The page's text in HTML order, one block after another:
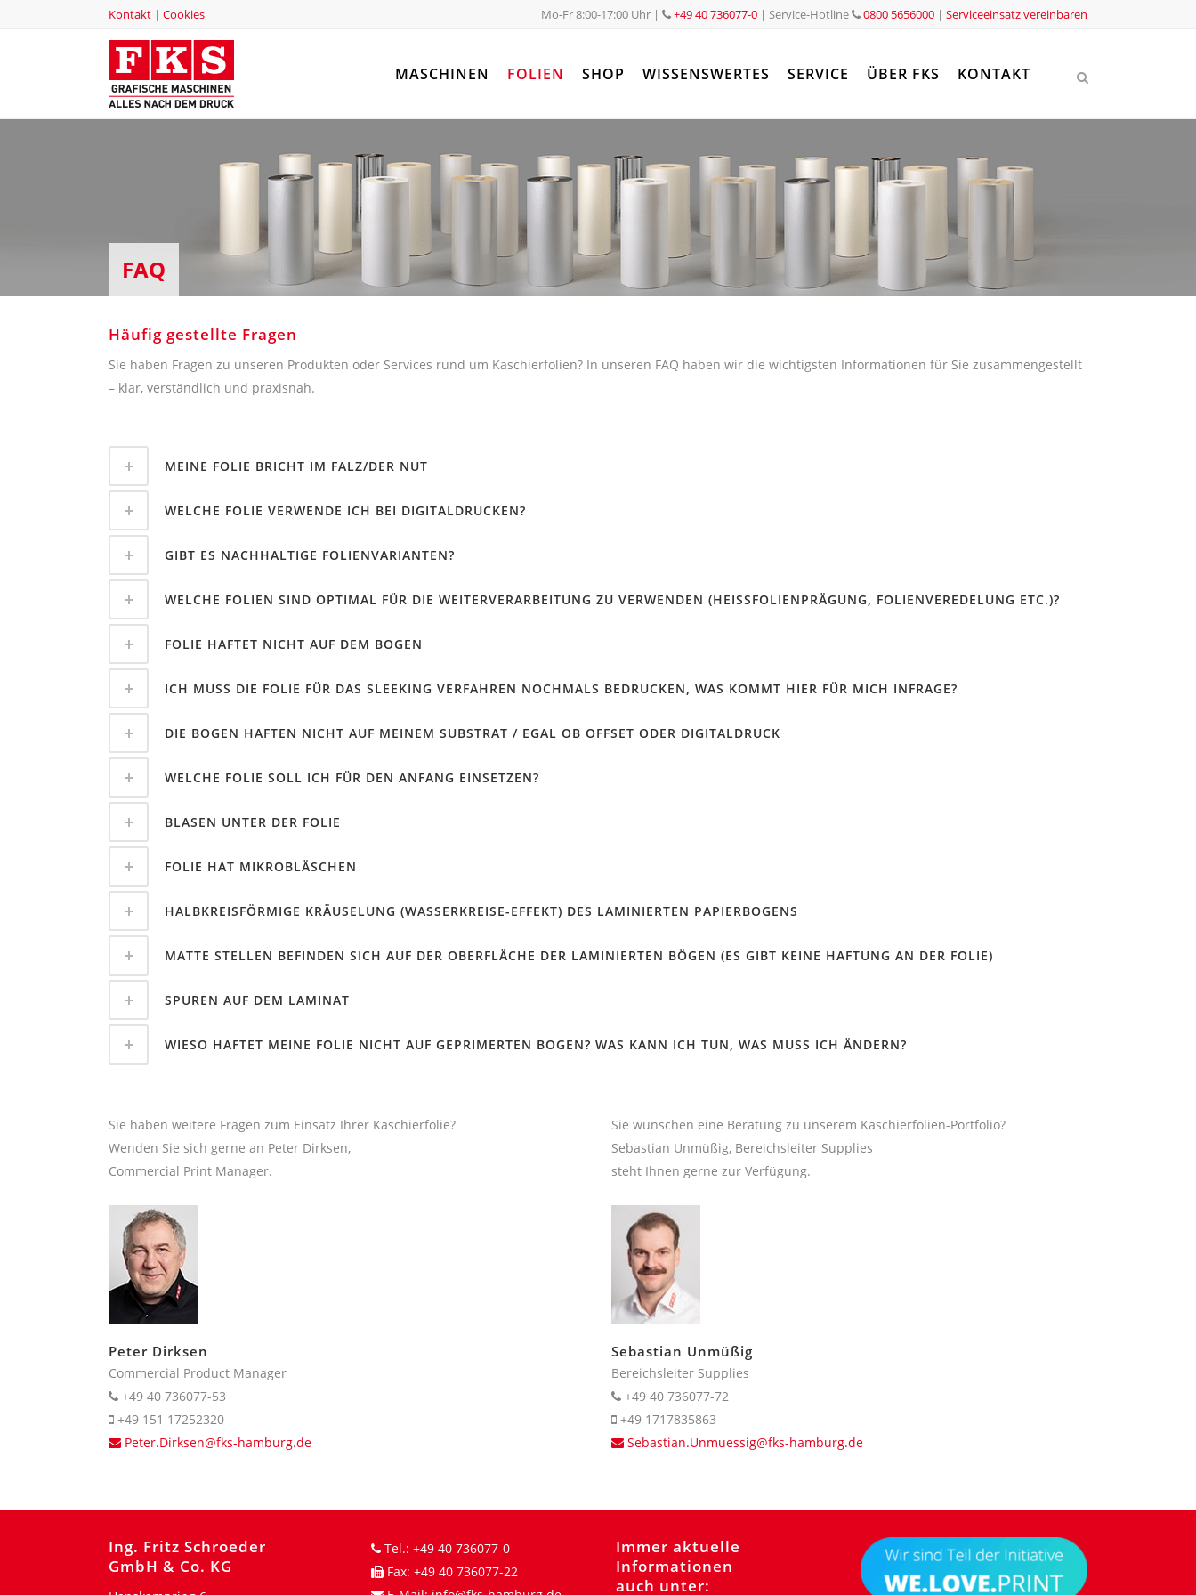
Kontakt | Cookies Mo-Fr 8:00-17:00 Uhr | +49 40 736077-0 | Service-Hotline 0800 5656000 | Serviceeinsatz vereinbaren
MASCHINEN FOLIEN SHOP WISSENSWERTES SERVICE ÜBER FKS KONTAKT
FAQ
Häufig gestellte Fragen
Sie haben Fragen zu unseren Produkten oder Services rund um Kaschierfolien? In unseren FAQ haben wir die wichtigsten Informationen für Sie zusammengestellt
– klar, verständlich und praxisnah.
MEINE FOLIE BRICHT IM FALZ/DER NUT
WELCHE FOLIE VERWENDE ICH BEI DIGITALDRUCKEN?
GIBT ES NACHHALTIGE FOLIENVARIANTEN?
WELCHE FOLIEN SIND OPTIMAL FÜR DIE WEITERVERARBEITUNG ZU VERWENDEN (HEISSFOLIENPRÄGUNG, FOLIENVEREDELUNG ETC.)?
FOLIE HAFTET NICHT AUF DEM BOGEN
ICH MUSS DIE FOLIE FÜR DAS SLEEKING VERFAHREN NOCHMALS BEDRUCKEN, WAS KOMMT HIER FÜR MICH INFRAGE?
DIE BOGEN HAFTEN NICHT AUF MEINEM SUBSTRAT / EGAL OB OFFSET ODER DIGITALDRUCK
WELCHE FOLIE SOLL ICH FÜR DEN ANFANG EINSETZEN?
BLASEN UNTER DER FOLIE
FOLIE HAT MIKROBLÄSCHEN
HALBKREISFÖRMIGE KRÄUSELUNG (WASSERKREISE-EFFEKT) DES LAMINIERTEN PAPIERBOGENS
MATTE STELLEN BEFINDEN SICH AUF DER OBERFLÄCHE DER LAMINIERTEN BÖGEN (ES GIBT KEINE HAFTUNG AN DER FOLIE)
SPUREN AUF DEM LAMINAT
WIESO HAFTET MEINE FOLIE NICHT AUF GEPRIMERTEN BOGEN? WAS KANN ICH TUN, WAS MUSS ICH ÄNDERN?
Sie haben weitere Fragen zum Einsatz Ihrer Kaschierfolie?
Wenden Sie sich gerne an Peter Dirksen,
Commercial Print Manager.
Peter Dirksen
Commercial Product Manager
+49 40 736077-53
+49 151 17252320
Peter.Dirksen@fks-hamburg.de
Sie wünschen eine Beratung zu unserem Kaschierfolien-Portfolio?
Sebastian Unmüßig, Bereichsleiter Supplies
steht Ihnen gerne zur Verfügung.
Sebastian Unmüßig
Bereichsleiter Supplies
+49 40 736077-72
+49 1717835863
Sebastian.Unmuessig@fks-hamburg.de
Ing. Fritz Schroeder
GmbH & Co. KG
Tel.: +49 40 736077-0
Fax: +49 40 736077-22
Immer aktuelle
Informationen
auch unter: